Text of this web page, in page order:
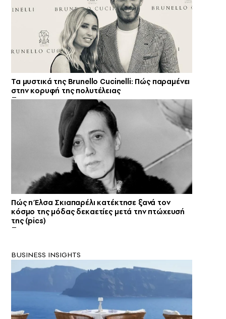
Τα μυστικά της Brunello Cucinelli: Πώς παραμένει
στην κορυφή της πολυτέλειας
Πώς η Έλσα Σκιαπαρέλι κατέκτησε ξανά τον
κόσμο της μόδας δεκαετίες μετά την πτώχευσή
της (pics)
BUSINESS INSIGHTS